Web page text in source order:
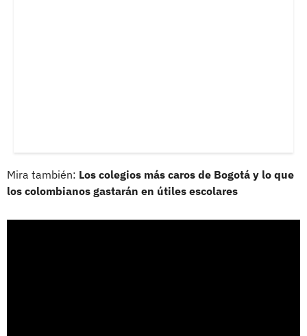
Mira también: Los colegios más caros de Bogotá y lo que
los colombianos gastarán en útiles escolares